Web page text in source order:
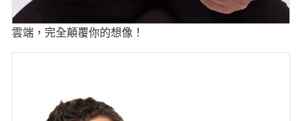
雲端，完全顛覆你的想像！